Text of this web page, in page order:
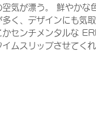
気が漂う。 鮮やかな
く、デザインにも気
センチメンタルな
ムスリップさせてくれ